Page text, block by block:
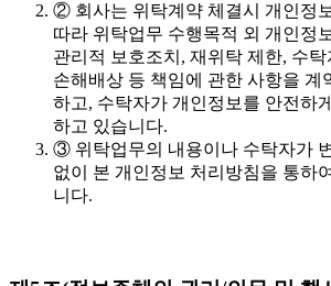
② 회사는 위탁계약 체결시 개인정
따라 위탁업무 수행목적 외 개인정
관리적 보호조치, 재위탁 제한, 수
손해배상 등 책임에 관한 사항을 계
하고, 수탁자가 개인정보를 안전하
하고 있습니다.
③ 위탁업무의 내용이나 수탁자가
없이 본 개인정보 처리방침을 통하
니다.